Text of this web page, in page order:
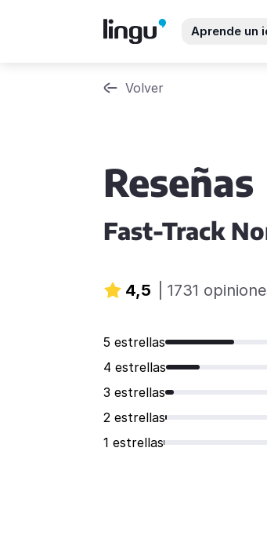
Aprende un
Volver
Reseñas
Fast-Track
4,5 1731
5 estrellas
4 estrellas
3 estrellas
2 estrellas
1 estrellas